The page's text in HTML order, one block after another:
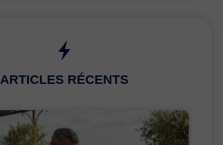
ARTICLES RÉCENTS